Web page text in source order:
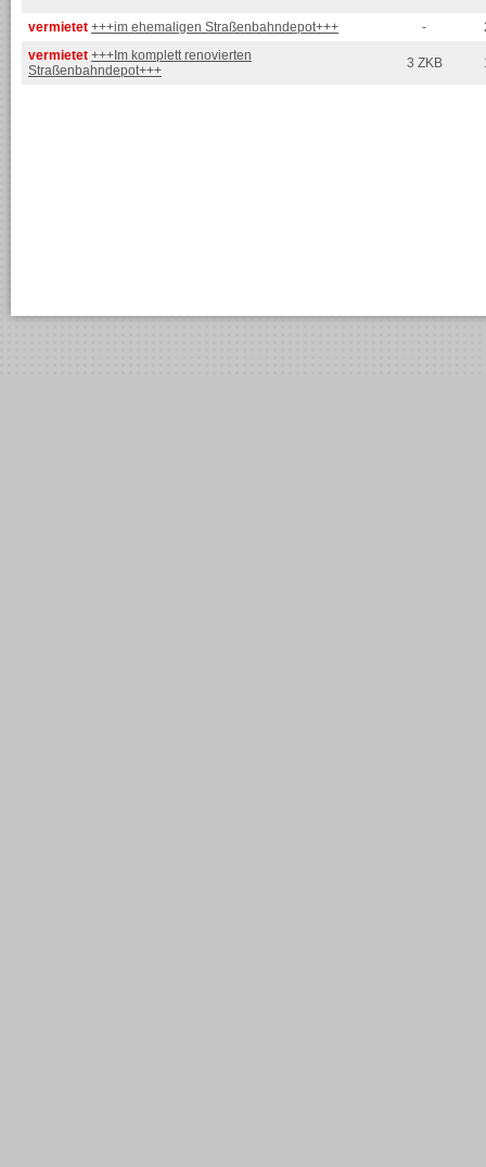
vermietet +++im ehemaligen Straßenbahndepot+++ -
vermietet +++Im komplett renovierten
Straßenbahndepot+++
3 ZKB